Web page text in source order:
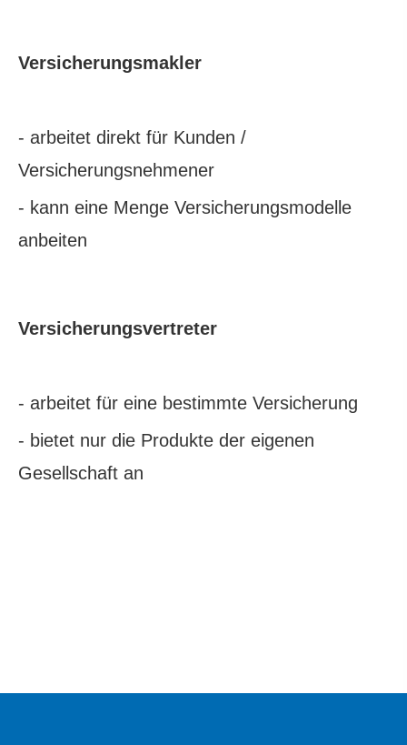
Ver­sicherungs­makler
- arbeitet direkt für Kunden /
Versicherungsnehmener
- kann eine Menge Versicherungsmodelle
anbeiten
Versicherungsvertreter
- arbeitet für eine bestimmte Versicherung
- bietet nur die Produkte der eigenen
Gesellschaft an